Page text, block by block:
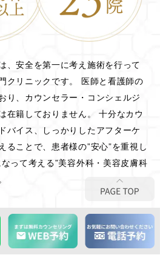
、安全を第一に考え施術を行って
クリニックです。 医師と看護師の
り、カウンセラー・コンシェルジ
在籍しておりません。 十分なカウ
バイス、しっかりしたアフターケ
ることで、患者様の”安心”を重視し
って考える”美容外科・美容皮膚科
SNS